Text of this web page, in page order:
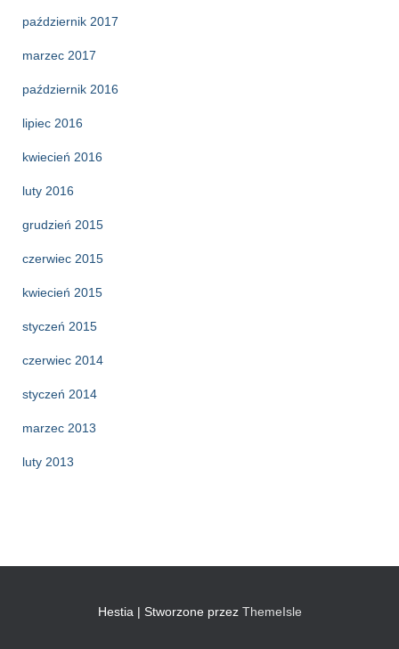
październik 2017
marzec 2017
październik 2016
lipiec 2016
kwiecień 2016
luty 2016
grudzień 2015
czerwiec 2015
kwiecień 2015
styczeń 2015
czerwiec 2014
styczeń 2014
marzec 2013
luty 2013
Hestia | Stworzone przez ThemeIsle